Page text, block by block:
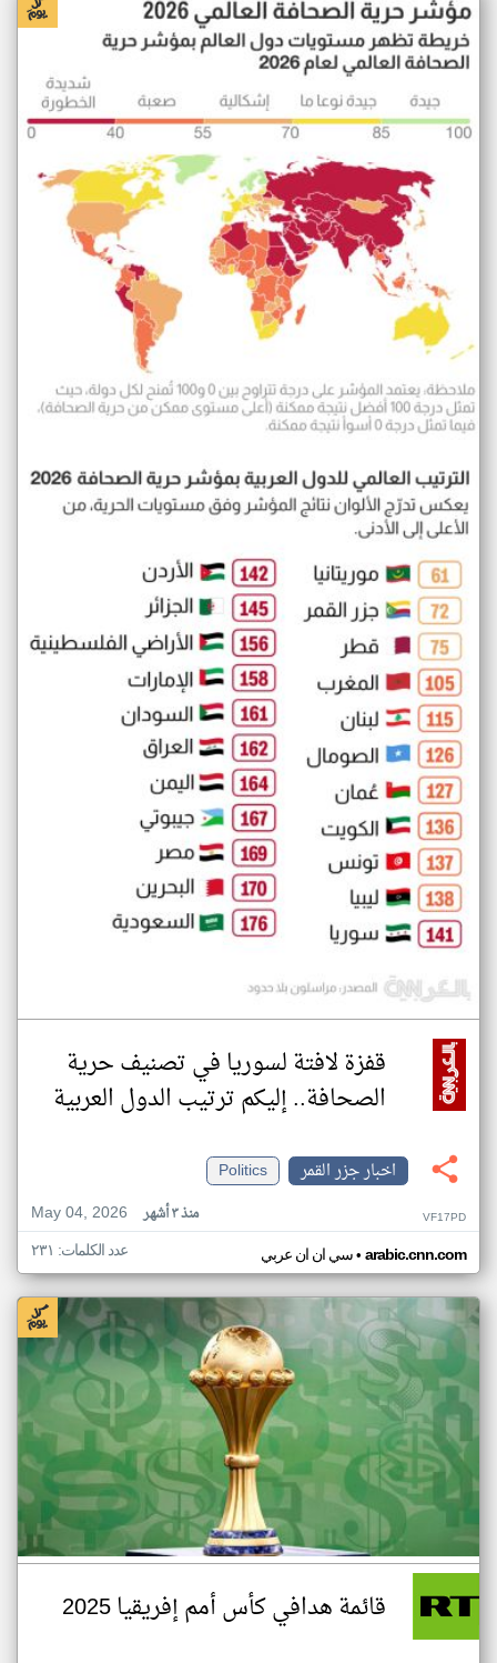
قفزة لافتة لسوريا في تصنيف حرية
الصحافة.. إليكم ترتيب الدول العربية
اخبار جزر القمر
Politics
May 04, 2026
منذ ٣ أشهر VF17PD
سي ان ان عربي• arabic.cnn.com عدد الكلمات: ٢٣١
قائمة هدافي كأس أمم إفريقيا 2025